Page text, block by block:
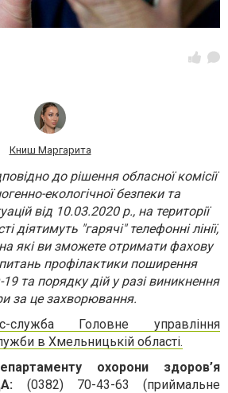
Книш Маргарита
до рішення обласної комісії
екологічної безпеки та
від 10.03.2020 р., на території
діятимуть "гарячі" телефонні лінії,
які ви зможете отримати фахову
профілактики поширення
19 та порядку дій у разі виникнення
за це захворювання.
служба Головне управління
в Хмельницькій області.
охорони здоров’я
(0382) 70-43-63 (приймальне